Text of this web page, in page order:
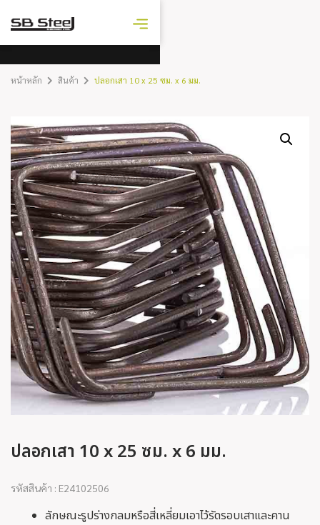
ราคาเหล็ก
หน้าหลัก สินค้า ปลอกเสา 10 x 25 ซม. x 6 มม.
ปลอกเสา 10 x 25 ซม. x 6 มม.
รหัสสินค้า : E24102506
ลักษณะรูปร่างกลมหรือสี่เหลี่ยมเอาไว้รัดรอบเสาและคาน